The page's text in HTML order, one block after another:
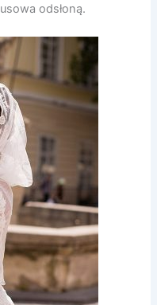
odsłoną.